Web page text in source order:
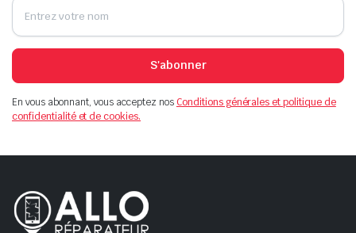
S'abonner
En vous abonnant, vous acceptez nosConditions générales et politique de
confidentialité et de cookies.